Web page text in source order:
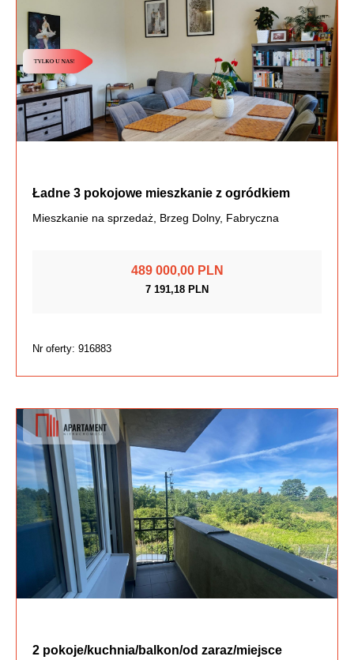
Ładne 3 pokojowe mieszkanie z ogródkiem
Mieszkanie na sprzedaż, Brzeg Dolny, Fabryczna
489 000,00 PLN
7 191,18 PLN
Nr oferty: 916883
2 pokoje/kuchnia/balkon/od zaraz/miejsce